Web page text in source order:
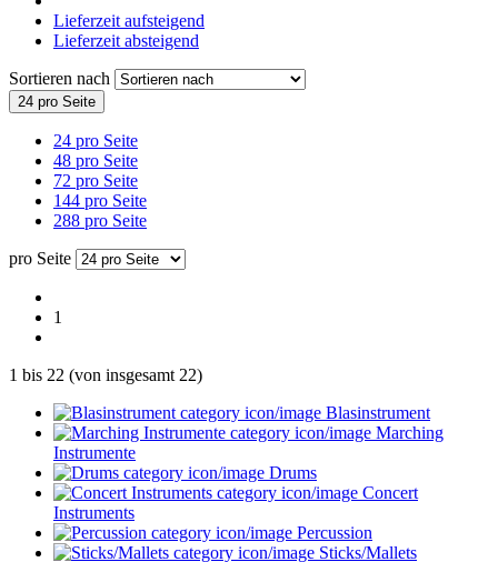
Lieferzeit aufsteigend
Lieferzeit absteigend
Sortieren nach
24 pro Seite
24 pro Seite
48 pro Seite
72 pro Seite
144 pro Seite
288 pro Seite
pro Seite
1
1 bis 22 (von insgesamt 22)
Blasinstrument
Marching
Instrumente
Drums
Concert
Instruments
Percussion
Sticks/Mallets